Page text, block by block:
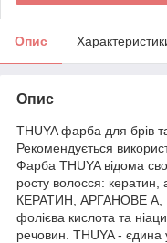
Опис
Опис
THUYA фарба для брів
Рекомендується
Фарба THUYA відома
росту волосся: кератин,
КЕРАТИН, АРГАНОВЕ А,
фолієва кислота та
речовин. THUYA - єдина